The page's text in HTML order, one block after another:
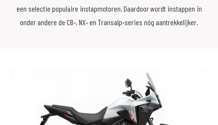
een selectie populaire instapmotoren. Daardoor wordt instappen in
onder andere de CB‑, NX‑ en Transalp‑series nóg aantrekkelijker.